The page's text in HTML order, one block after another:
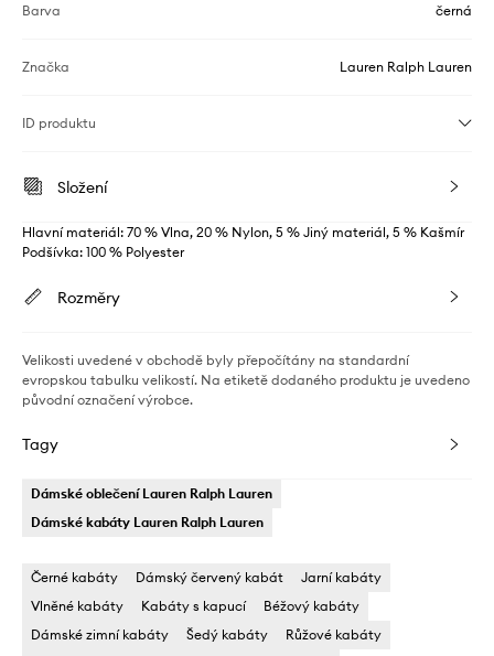
Barva černá
Značka Lauren Ralph Lauren
ID produktu
Složení
Hlavní materiál: 70 % Vlna, 20 % Nylon, 5 % Jiný materiál, 5 % Kašmír
Podšívka: 100 % Polyester
Rozměry
Velikosti uvedené v obchodě byly přepočítány na standardní
evropskou tabulku velikostí. Na etiketě dodaného produktu je uvedeno
původní označení výrobce.
Tagy
Dámské oblečení Lauren Ralph Lauren
Dámské kabáty Lauren Ralph Lauren
Černé kabáty Dámský červený kabát
Jarní kabáty
Vlněné kabáty
Kabáty s kapucí
Béžový kabáty
Dámské zimní kabáty
Šedý kabáty
Růžové kabáty